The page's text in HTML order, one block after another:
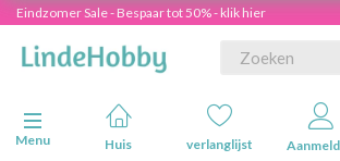
Eindzomer Sale - Bespaar tot 50% - klik hier
Navigatie in-/uitschakelen
Menu
Huis verlanglijst